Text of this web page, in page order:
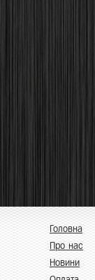
Головна
Про нас
Новини